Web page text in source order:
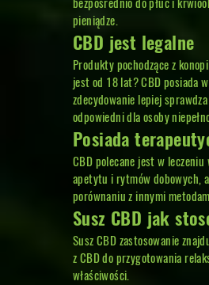
pieniądze.
CBD jest legalne
Produkty pochodzące z
jest od 18 lat? CBD posiada
zdecydowanie lepiej
odpowiedni dla osoby
Posiada
CBD polecane jest w
apetytu i rytmów dobowych,
porównaniu z innymi
Susz CBD jak
Susz CBD zastosowanie
z CBD do przygotowania
właściwości.